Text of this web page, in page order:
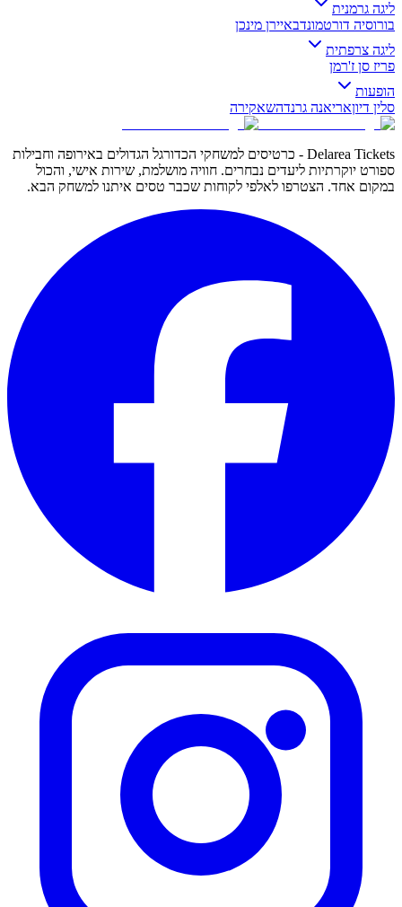
ליגה גרמנית
בורוסיה דורטמונדבאיירן מינכן
ליגה צרפתית
פריז סן ז'רמן
הופעות
סלין דיוןאריאנה גרנדהשאקירה
Delarea Tickets - כרטיסים למשחקי הכדורגל הגדולים באירופה וחבילות
ספורט יוקרתיות ליעדים נבחרים. חוויה מושלמת, שירות אישי, והכול
במקום אחד. הצטרפו לאלפי לקוחות שכבר טסים איתנו למשחק הבא.